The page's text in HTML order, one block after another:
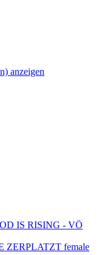
anzeigen
IS RISING - VÖ
ZERPLATZT female